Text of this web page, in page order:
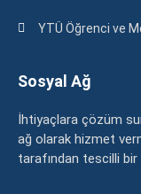
YTÜ Öğrenci ve
Sosyal Ağ
İhtiyaçlara çözüm
ağ olarak hizmet
tarafından tescilli bir